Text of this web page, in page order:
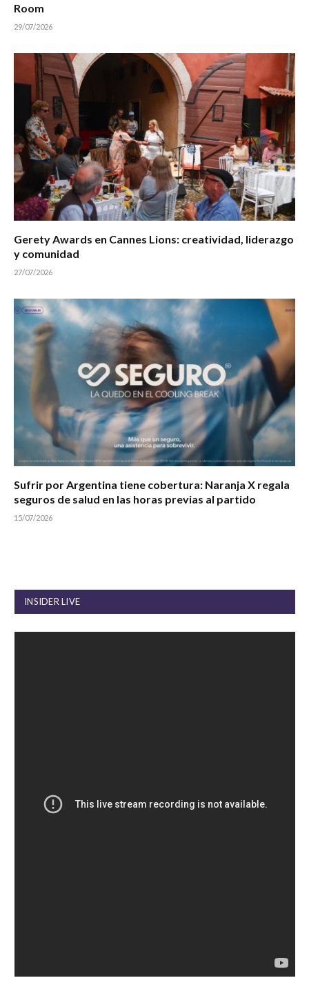
Room
29/07/2026
Gerety Awards en Cannes Lions: creatividad, liderazgo
y comunidad
27/07/2026
Sufrir por Argentina tiene cobertura: Naranja X regala
seguros de salud en las horas previas al partido
15/07/2026
INSIDER LIVE